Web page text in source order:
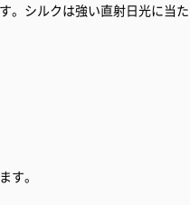
。シルクは強い直射日光に当た
す。